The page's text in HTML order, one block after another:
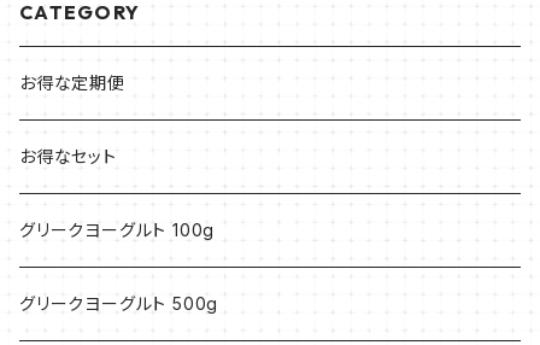
CATEGORY
お得な定期便
お得なセット
グリークヨーグルト 100g
グリークヨーグルト 500g